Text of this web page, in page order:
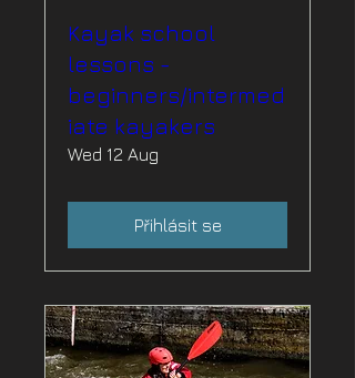
Kayak school
lessons -
beginners/intermed
iate kayakers
Wed 12 Aug
Přihlásit se